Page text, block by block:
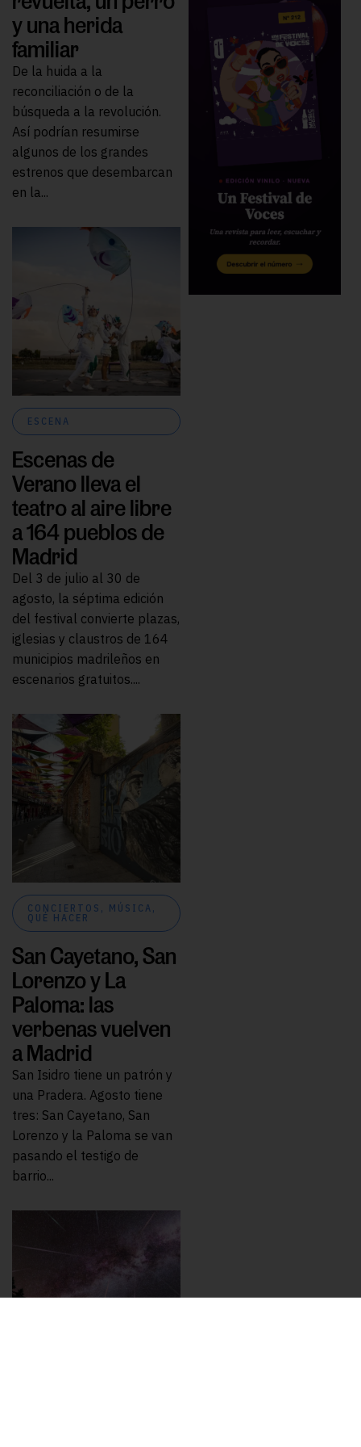
y una herida
familiar
De la huida a la
reconciliación o de la
búsqueda a la revolución.
Así podrían resumirse
algunos de los grandes
estrenos que desembarcan
en la...
ESCENA
Escenas de
Verano lleva el
teatro al aire libre
a 164 pueblos de
Madrid
Del 3 de julio al 30 de
agosto, la séptima edición
del festival convierte plazas,
iglesias y claustros de 164
municipios madrileños en
escenarios gratuitos....
CONCIERTOS , MÚSICA ,
QUÉ HACER
San Cayetano, San
Lorenzo y La
Paloma: las
verbenas vuelven
a Madrid
San Isidro tiene un patrón y
una Pradera. Agosto tiene
tres: San Cayetano, San
Lorenzo y la Paloma se van
pasando el testigo de
barrio...